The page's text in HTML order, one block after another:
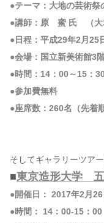
●テーマ：大地の芸術祭
●講師：原 蜜 氏 （大
●日程：平成29年2月25
●会場：国立新美術館3
●時間：14：00～15：
●参加費無料
●座席数：260名（先着順
そしてギャラリーツア
■東京造形大学 五
●開催日： 2017年2月26
●時間： 14：00-15：00